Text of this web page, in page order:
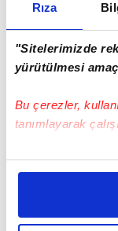
Rıza
"Sitelerimizde
yürütülmesi
Bu çerezler,
tanımlayarak
Bu çerezlere izin
daha iyi reklam
amacımızın
Ataman,
dikkati çekerek,